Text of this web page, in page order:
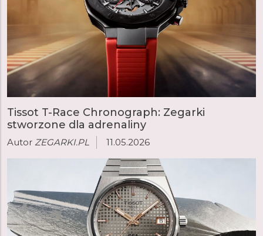
Tissot T-Race Chronograph: Zegarki
stworzone dla adrenaliny
Autor ZEGARKI.PL 11.05.2026